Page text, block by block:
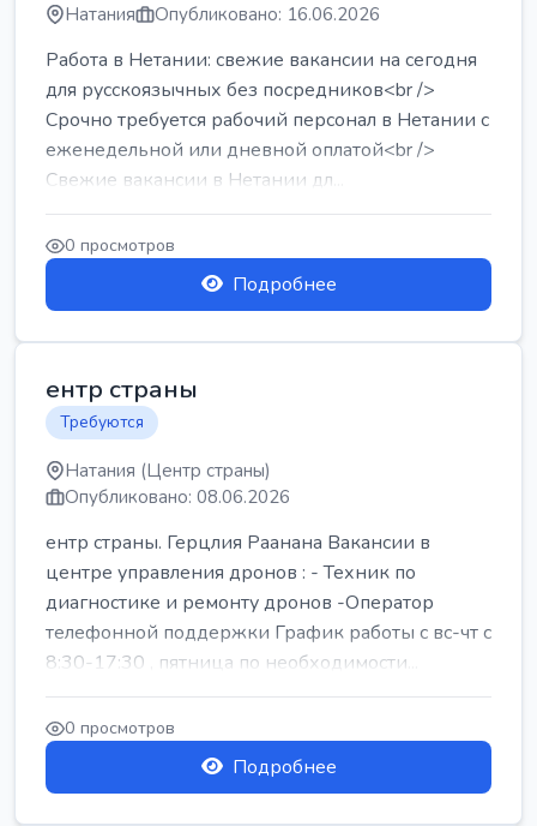
Натания Опубликовано: 16.06.2026
Работа в Нетании: свежие вакансии на сегодня
для русскоязычных без посредников<br />
Срочно требуется рабочий персонал в Нетании с
еженедельной или дневной оплатой<br />
Свежие вакансии в Нетании дл...
0 просмотров
Подробнее
ентр страны
Требуются
Натания (Центр страны)
Опубликовано: 08.06.2026
ентр страны. Герцлия Раанана Вакансии в
центре управления дронов : - Техник по
диагностике и ремонту дронов -Оператор
телефонной поддержки График работы с вс-чт с
8:30-17:30 , пятница по необходимости...
0 просмотров
Подробнее